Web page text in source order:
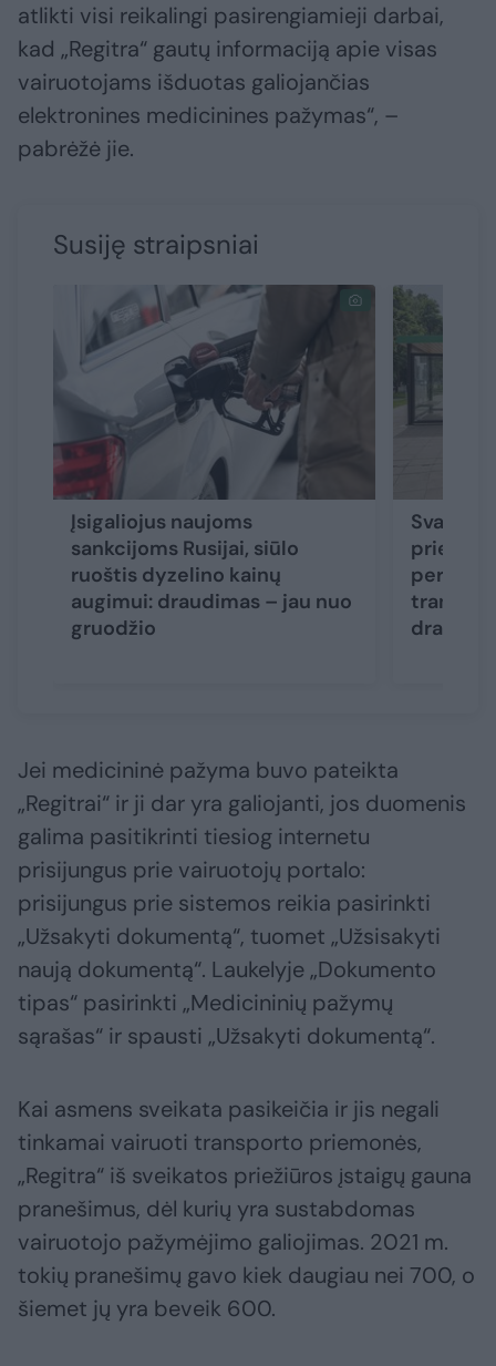
atlikti visi reikalingi pasirengiamieji darbai,
kad „Regitra“ gautų informaciją apie visas
vairuotojams išduotas galiojančias
elektronines medicinines pažymas“, –
pabrėžė jie.
Susiję straipsniai
Įsigaliojus naujoms
sankcijoms Rusijai, siūlo
ruoštis dyzelino kainų
augimui: draudimas – jau nuo
gruodžio
Svarsto
Jei medicininė pažyma buvo pateikta
„Regitrai“ ir ji dar yra galiojanti, jos duomenis
galima pasitikrinti tiesiog internetu
prisijungus prie vairuotojų portalo:
prisijungus prie sistemos reikia pasirinkti
„Užsakyti dokumentą“, tuomet „Užsisakyti
naują dokumentą“. Laukelyje „Dokumento
tipas“ pasirinkti „Medicininių pažymų
sąrašas“ ir spausti „Užsakyti dokumentą“.
Kai asmens sveikata pasikeičia ir jis negali
tinkamai vairuoti transporto priemonės,
„Regitra“ iš sveikatos priežiūros įstaigų gauna
pranešimus, dėl kurių yra sustabdomas
vairuotojo pažymėjimo galiojimas. 2021 m.
tokių pranešimų gavo kiek daugiau nei 700, o
šiemet jų yra beveik 600.